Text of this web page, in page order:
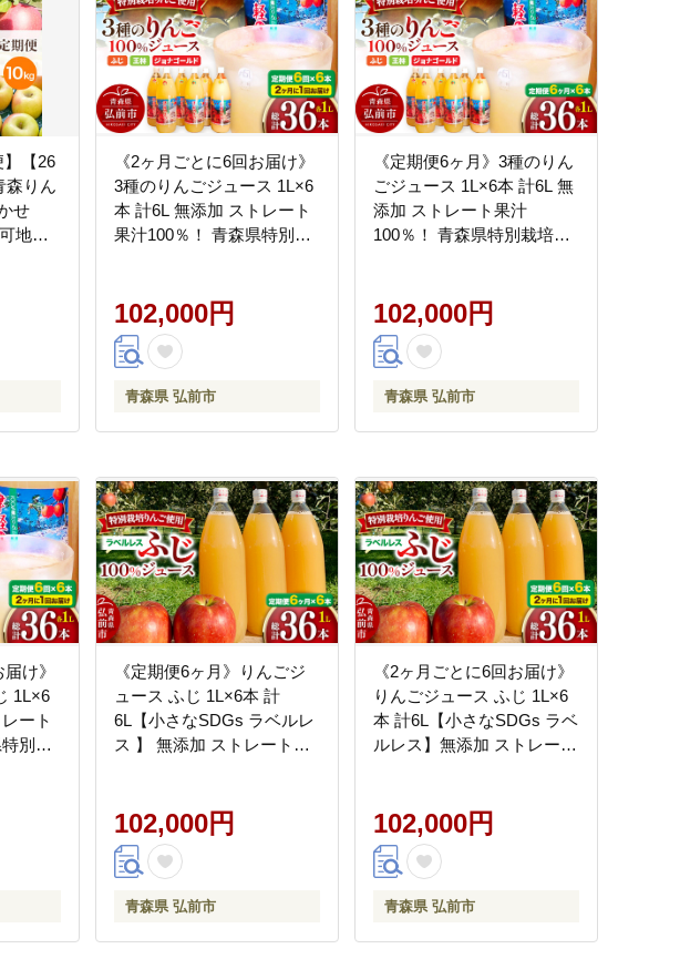
】【26
森りん
せ
地
《2ヶ月ごとに6回お届け》
3種のりんごジュース 1L×6
本 計6L 無添加 ストレート
果汁100％！ 青森県特別栽
レート フルーツジュース
りんご 飲料 果実 果汁 果汁
100％ 果物 美味 林檎]
102,000円
青森県 弘前市
《定期便6ヶ月》3種のりん
ごジュース 1L×6本 計6L 無
添加 ストレート果汁
100％！ 青森県特別栽培農
ト フルーツジュース りん
ご 飲料 果実 果汁 果汁
100％ 果物 置き場に困らな
れ防止 美味 便利 林檎]
102,000円
青森県 弘前市
け》
1L×6
ート
別栽
ジュ
果汁
美味
《定期便6ヶ月》りんごジ
ュース ふじ 1L×6本 計
6L【小さなSDGs ラベルレ
ス 】 無添加 ストレート果
おいしい ジュース ストレ
ート ふじ フルーツジュー
ス りんご 飲料 果汁100％
定期便 買い忘れ防止 美味
便利 林檎]
102,000円
青森県 弘前市
《2ヶ月ごとに6回お届け》
りんごジュース ふじ 1L×6
本 計6L【小さなSDGs ラベ
ルレス】無添加 ストレート
ル おいしい ジュース スト
レート ふじ フルーツジュ
ース りんご 飲料 果実 果汁
林檎]
102,000円
青森県 弘前市